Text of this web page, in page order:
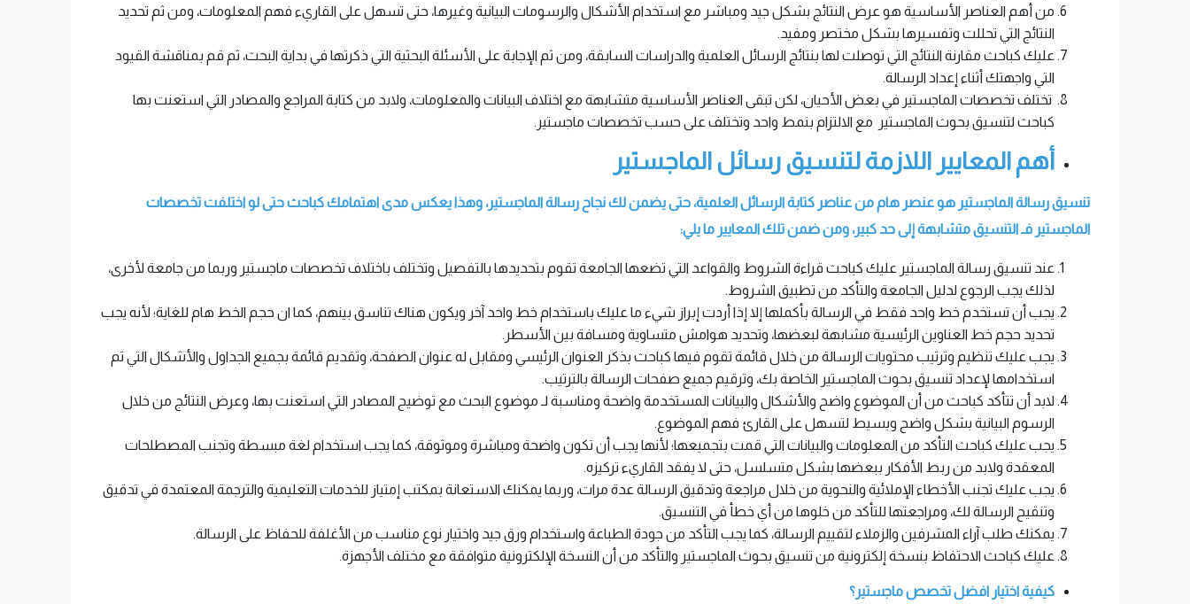
من أهم العناصر الأساسية هو عرض النتائج بشكل جيد ومباشر مع استخدام الأشكال والرسومات البيانية وغيرها، حتى تسهل على القاريء فهم المعلومات، ومن ثم تحديد
النتائج التي تحللت وتفسيرها بشكل مختصر ومفيد.
عليك كباحث مقارنة النتائج التي توصلت لها بنتائج الرسائل العلمية والدراسات السابقة، ومن ثم الإجابة على الأسئلة البحثية التي ذكرتها في بداية البحث، ثم قم بمناقشة القيود
التي واجهتك أثناء إعداد الرسالة.
تختلف تخصصات الماجستير في بعض الأحيان، لكن تبقى العناصر الأساسية متشابهة مع اختلاف البيانات والمعلومات، ولابد من كتابة المراجع والمصادر التي استعنت بها
كباحث لتنسيق بحوث الماجستير مع الالتزام بنمط واحد وتختلف على حسب تخصصات ماجستير.
أهم المعايير اللازمة لتنسيق رسائل الماجستير
تنسيق رسالة الماجستير هو عنصر هام من عناصر كتابة الرسائل العلمية، حتى يضمن لك نجاح رسالة الماجستير، وهذا يعكس مدى اهتمامك كباحث حتى لو اختلفت تخصصات
الماجستير فـ التنسيق متشابهة إلى حد كبير، ومن ضمن تلك المعايير ما يلي:
عند تنسيق رسالة الماجستير عليك كباحث قراءة الشروط والقواعد التي تضعها الجامعة تقوم بتحديدها بالتفصيل وتختلف باختلاف تخصصات ماجستير وربما من جامعة لأخرى،
لذلك يجب الرجوع لدليل الجامعة والتأكد من تطبيق الشروط.
يجب أن تستخدم خط واحد فقط في الرسالة بأكملها إلا إذا أردت إبراز شيء ما عليك باستخدام خط واحد آخر ويكون هناك تناسق بينهم، كما ان حجم الخط هام للغاية؛ لأنه يجب
تحديد حجم خط العناوين الرئيسية مشابهة لبعضها، وتحديد هوامش متساوية ومسافة بين الأسطر.
يجب عليك تنظيم وترتيب محتويات الرسالة من خلال قائمة تقوم فيها كباحث بذكر العنوان الرئيسي ومقابل له عنوان الصفحة، وتقديم قائمة بجميع الجداول والأشكال التي تم
استخدامها لإعداد تنسيق بحوث الماجستير الخاصة بك، وترقيم جميع صفحات الرسالة بالترتيب.
لابد أن تتأكد كباحث من أن الموضوع واضح والأشكال والبيانات المستخدمة واضحة ومناسبة لـ موضوع البحث مع توضيح المصادر التي استعنت بها، وعرض النتائج من خلال
الرسوم البيانية بشكل واضح وبسيط لتسهل على القارئ فهم الموضوع.
يجب عليك كباحث التأكد من المعلومات والبيانات التي قمت بتجميعها؛ لأنها يجب أن تكون واضحة ومباشرة وموثوقة، كما يجب استخدام لغة مبسطة وتجنب المصطلحات
المعقدة ولابد من ربط الأفكار ببعضها بشكل متسلسل، حتى لا يفقد القاريء تركيزه.
يجب عليك تجنب الأخطاء الإملائية والنحوية من خلال مراجعة وتدقيق الرسالة عدة مرات، وربما يمكنك الاستعانة بمكتب إمتياز للخدمات التعليمية والترجمة المعتمدة في تدقيق
وتنقيح الرسالة لك، ومراجعتها للتأكد من خلوها من أي خطأ في التنسيق.
يمكنك طلب آراء المشرفين والزملاء لتقييم الرسالة، كما يجب التأكد من جودة الطباعة واستخدام ورق جيد واختيار نوع مناسب من الأغلفة للحفاظ على الرسالة.
عليك كباحث الاحتفاظ بنسخة إلكترونية من تنسيق بحوث الماجستير والتأكد من أن النسخة الإلكترونية متوافقة مع مختلف الأجهزة.
كيفية اختيار افضل تخصص ماجستير؟